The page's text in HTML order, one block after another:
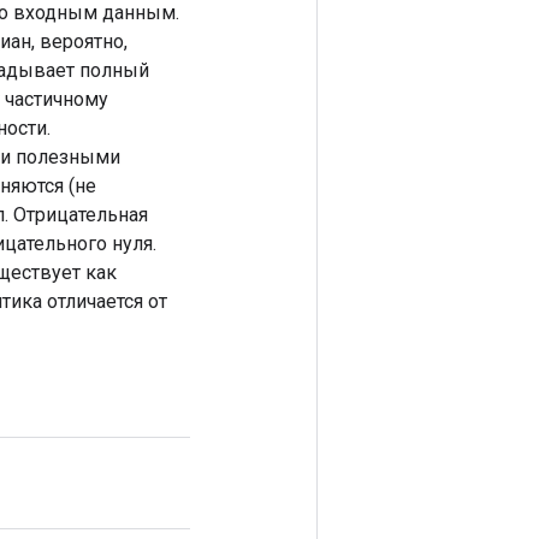
входным данным.
вероятно,
полный
полезными
(не
Отрицательная
нуля.
как
отличается от